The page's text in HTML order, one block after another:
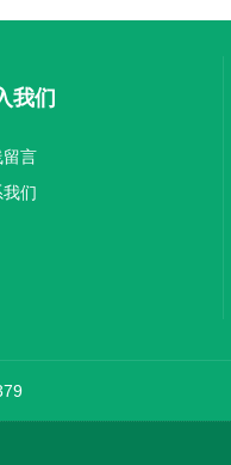
我们
留言
们